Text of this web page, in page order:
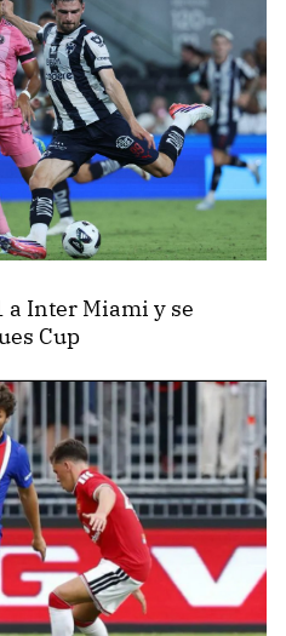
Inter Miami y se
Cup